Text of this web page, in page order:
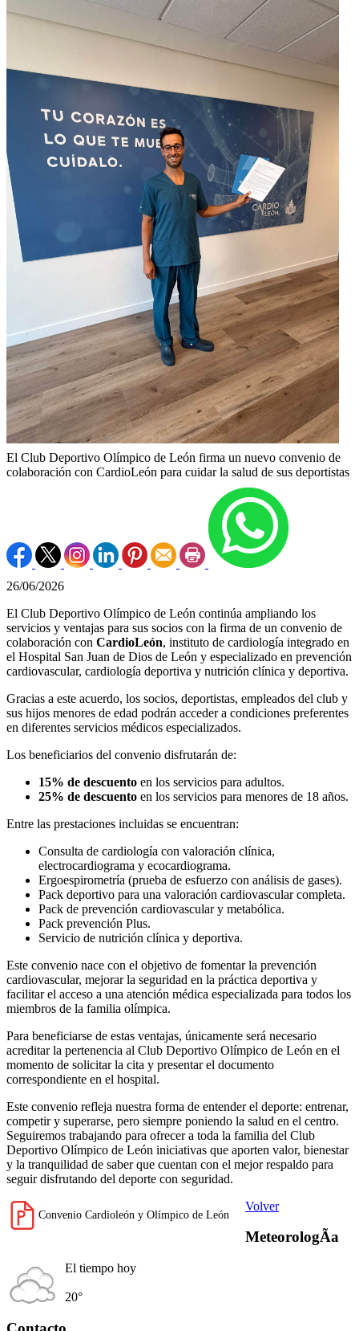
El Club Deportivo Olímpico de León firma un nuevo convenio de
colaboración con CardioLeón para cuidar la salud de sus deportistas
26/06/2026
El Club Deportivo Olímpico de León continúa ampliando los
servicios y ventajas para sus socios con la firma de un convenio de
colaboración con CardioLeón, instituto de cardiología integrado en
el Hospital San Juan de Dios de León y especializado en prevención
cardiovascular, cardiología deportiva y nutrición clínica y deportiva.
Gracias a este acuerdo, los socios, deportistas, empleados del club y
sus hijos menores de edad podrán acceder a condiciones preferentes
en diferentes servicios médicos especializados.
Los beneficiarios del convenio disfrutarán de:
15% de descuento en los servicios para adultos.
25% de descuento en los servicios para menores de 18 años.
Entre las prestaciones incluidas se encuentran:
Consulta de cardiología con valoración clínica,
electrocardiograma y ecocardiograma.
Ergoespirometría (prueba de esfuerzo con análisis de gases).
Pack deportivo para una valoración cardiovascular completa.
Pack de prevención cardiovascular y metabólica.
Pack prevención Plus.
Servicio de nutrición clínica y deportiva.
Este convenio nace con el objetivo de fomentar la prevención
cardiovascular, mejorar la seguridad en la práctica deportiva y
facilitar el acceso a una atención médica especializada para todos los
miembros de la familia olímpica.
Para beneficiarse de estas ventajas, únicamente será necesario
acreditar la pertenencia al Club Deportivo Olímpico de León en el
momento de solicitar la cita y presentar el documento
correspondiente en el hospital.
Este convenio refleja nuestra forma de entender el deporte: entrenar,
competir y superarse, pero siempre poniendo la salud en el centro.
Seguiremos trabajando para ofrecer a toda la familia del Club
Deportivo Olímpico de León iniciativas que aporten valor, bienestar
y la tranquilidad de saber que cuentan con el mejor respaldo para
seguir disfrutando del deporte con seguridad.
Convenio Cardioleón y Olímpico de León
Volver
MeteorologÃ­a
El tiempo hoy
20°